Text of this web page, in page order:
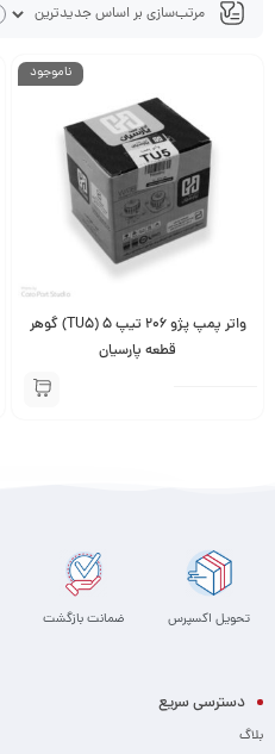
ناموجود
واتر پمپ پژو 206 تیپ 5 (TU5) گوهر
قطعه پارسیان
تحویل اکسپرس ضمانت بازگشت
دسترسی سریع
بلاگ